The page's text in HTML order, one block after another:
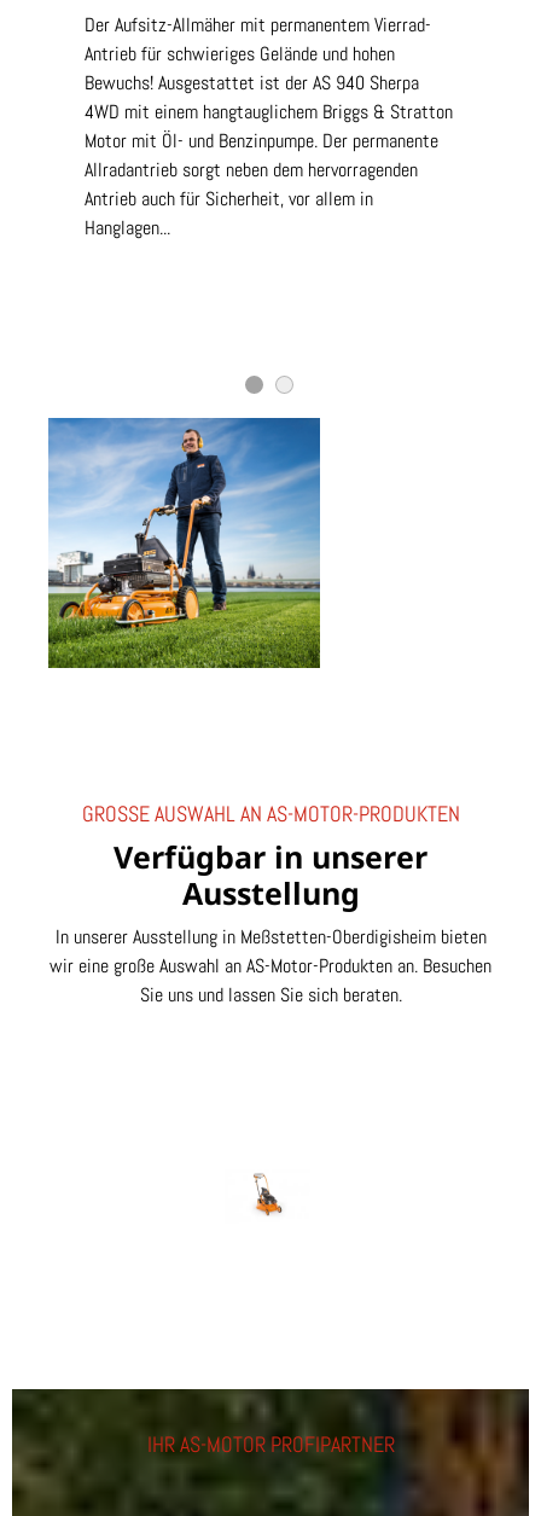
Der Aufsitz-Allmäher mit permanentem Vierrad-
Antrieb für schwieriges Gelände und hohen
Bewuchs! Ausgestattet ist der AS 940 Sherpa
4WD mit einem hangtauglichem Briggs & Stratton
Motor mit Öl- und Benzinpumpe. Der permanente
Allradantrieb sorgt neben dem hervorragenden
Antrieb auch für Sicherheit, vor allem in
Hanglagen...
GROSSE AUSWAHL AN AS-MOTOR-PRODUKTEN
Verfügbar in unserer
Ausstellung
In unserer Ausstellung in Meßstetten-Oberdigisheim bieten
wir eine große Auswahl an AS-Motor-Produkten an. Besuchen
Sie uns und lassen Sie sich beraten.
IHR AS-MOTOR PROFIPARTNER